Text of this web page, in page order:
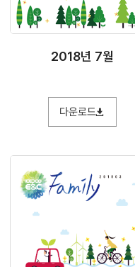
2018년 7월
다운로드